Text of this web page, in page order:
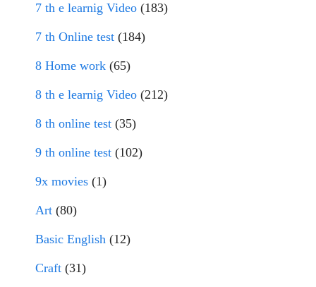
7 th e learnig Video (183)
7 th Online test (184)
8 Home work (65)
8 th e learnig Video (212)
8 th online test (35)
9 th online test (102)
9x movies (1)
Art (80)
Basic English (12)
Craft (31)